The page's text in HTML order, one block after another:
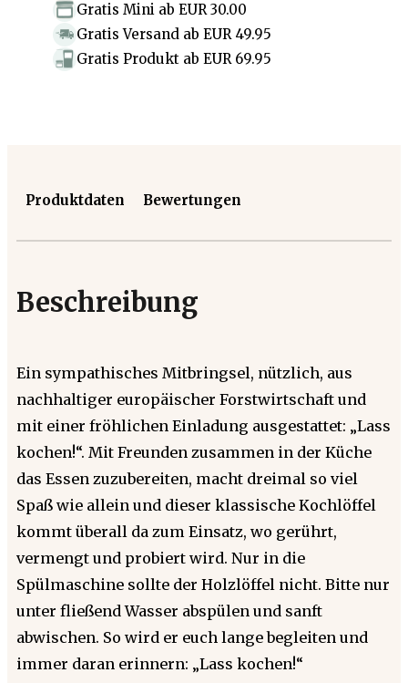
Gratis Mini ab EUR 30.00
Gratis Versand ab EUR 49.95
Gratis Produkt ab EUR 69.95
Produktdaten Bewertungen
Beschreibung
Ein sympathisches Mitbringsel, nützlich, aus
nachhaltiger europäischer Forstwirtschaft und
mit einer fröhlichen Einladung ausgestattet: „Lass
kochen!“. Mit Freunden zusammen in der Küche
das Essen zuzubereiten, macht dreimal so viel
Spaß wie allein und dieser klassische Kochlöffel
kommt überall da zum Einsatz, wo gerührt,
vermengt und probiert wird. Nur in die
Spülmaschine sollte der Holzlöffel nicht. Bitte nur
unter fließend Wasser abspülen und sanft
abwischen. So wird er euch lange begleiten und
immer daran erinnern: „Lass kochen!“